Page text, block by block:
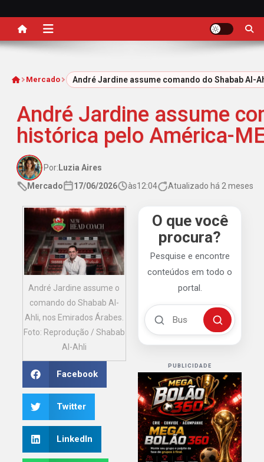
InícioMercado André Jardine assume comando do Shabab Al-
André Jardine assume
histórica pelo América-
Por: Luzia Aires
Mercado
17/06/2026 às12:04 Atualizado há 2 meses
André Jardine assume o
comando do Shabab Al-
Ahli, nos Emirados Árabes.
Foto: Reprodução / Shabab
Al-Ahli
Facebook
Twitter
LinkedIn
O que você
procura?
Pesquise e encontre
conteúdos em todo o
portal.
Buscar no Mengão 360
Buscar
PUBLICIDADE